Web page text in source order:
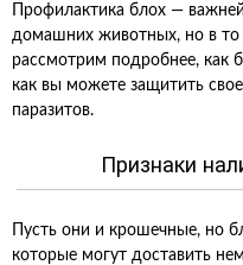
Профилактика блох —
домашних животных, но в то
рассмотрим подробнее, как
как вы можете защитить
паразитов.
Признаки
Пусть они и крошечные, но
которые могут доставить